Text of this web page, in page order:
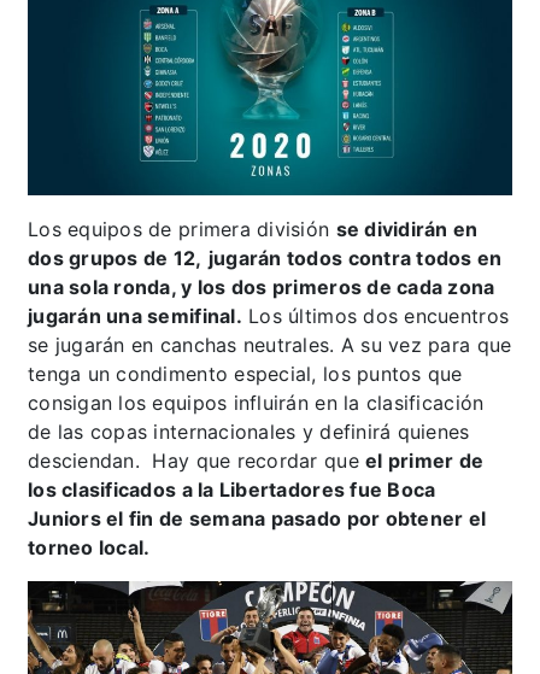
Los equipos de primera división se dividirán en
dos grupos de 12, jugarán todos contra todos en
una sola ronda, y los dos primeros de cada zona
jugarán una semifinal. Los últimos dos encuentros
se jugarán en canchas neutrales. A su vez para que
tenga un condimento especial, los puntos que
consigan los equipos influirán en la clasificación
de las copas internacionales y definirá quienes
desciendan. Hay que recordar queel primer de
los clasificados a la Libertadores fue Boca
Juniors el fin de semana pasado por obtener el
torneo local.